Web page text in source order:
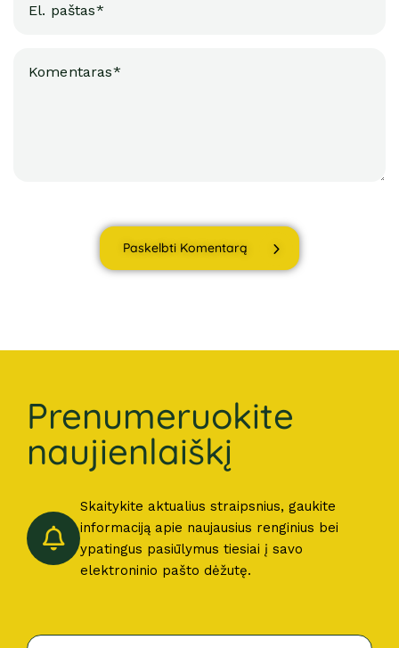
Paskelbti Komentarą
Prenumeruokite
naujienlaiškį
Skaitykite aktualius straipsnius, gaukite
informaciją apie naujausius renginius bei
ypatingus pasiūlymus tiesiai į savo
elektroninio pašto dėžutę.